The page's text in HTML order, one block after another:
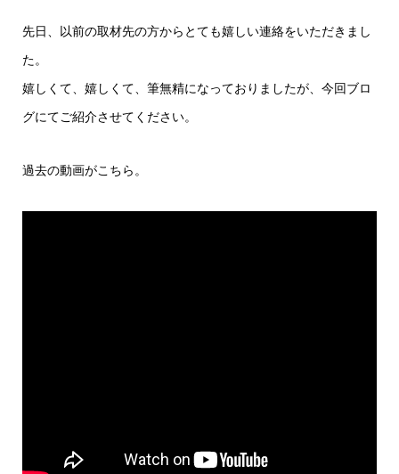
先日、以前の取材先の方からとても嬉しい連絡をいただきまし
た。
嬉しくて、嬉しくて、筆無精になっておりましたが、今回ブロ
グにてご紹介させてください。
過去の動画がこちら。